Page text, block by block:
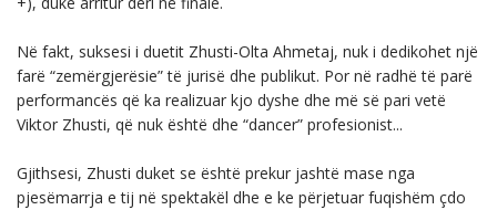
Në fakt, suksesi i duetit Zhusti-Olta Ahmetaj, nuk i dedikohet një
farë “zemërgjerësie” të jurisë dhe publikut. Por në radhë të parë
performancës që ka realizuar kjo dyshe dhe më së pari vetë
Viktor Zhusti, që nuk është dhe “dancer” profesionist...
Gjithsesi, Zhusti duket se është prekur jashtë mase nga
pjesëmarrja e tij në spektakël dhe e ke përjetuar fuqishëm çdo